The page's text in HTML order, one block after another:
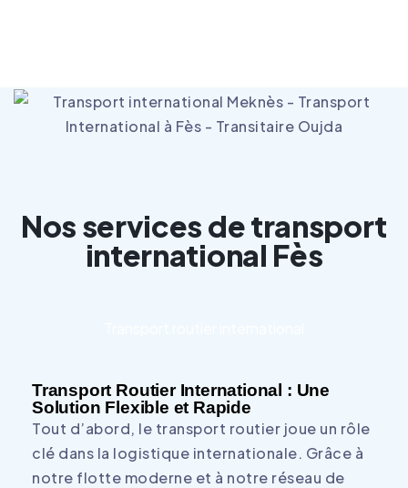
Nos services de transport
international Fès
Transport Routier International : Une
Solution Flexible et Rapide
Tout d’abord, le transport routier joue un rôle
clé dans la logistique internationale. Grâce à
notre flotte moderne et à notre réseau de